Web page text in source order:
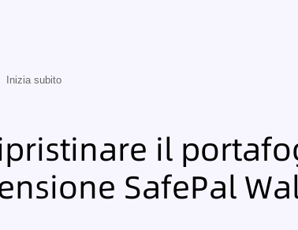
Inizia subito
il
SafePal